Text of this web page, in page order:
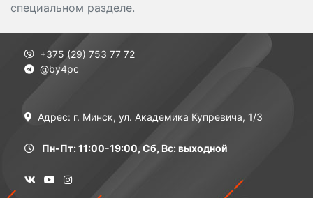
специальном разделе.
+375 (29) 753 77 72
@by4pc
Адрес: г. Минск, ул. Академика Купревича, 1/3
Пн-Пт: 11:00-19:00, Сб, Вс: выходной